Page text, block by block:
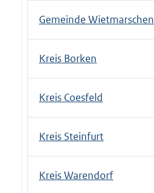
Gemeinde Wietmarschen
Kreis Borken
Kreis Coesfeld
Kreis Steinfurt
Kreis Warendorf